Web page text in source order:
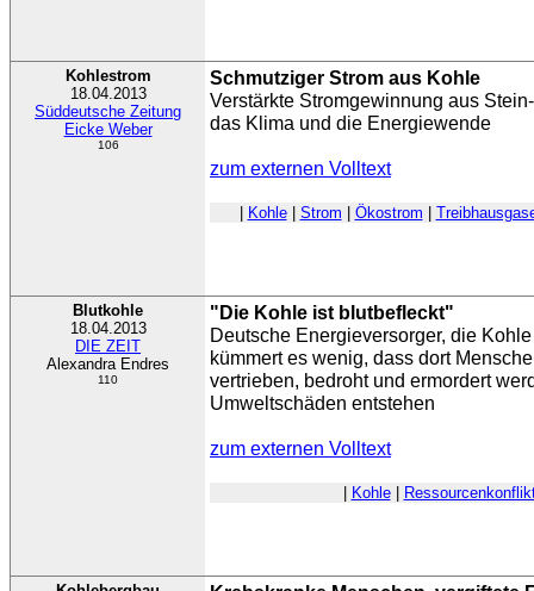
Kohlestrom
18.04.2013
Süddeutsche Zeitung
Eicke Weber
106
Schmutziger Strom aus Kohle
Verstärkte Stromgewinnung aus
das Klima und die Energiewende
zum externen Volltext
Kohle| Strom Ökostrom
Blutkohle
18.04.2013
DIE ZEIT
Alexandra Endres
110
"Die Kohle ist blutbefleckt"
Deutsche Energieversorger, die
kümmert es wenig, dass dort
vertrieben, bedroht und ermordert
Umweltschäden entstehen
zum externen Volltext
Kohle|